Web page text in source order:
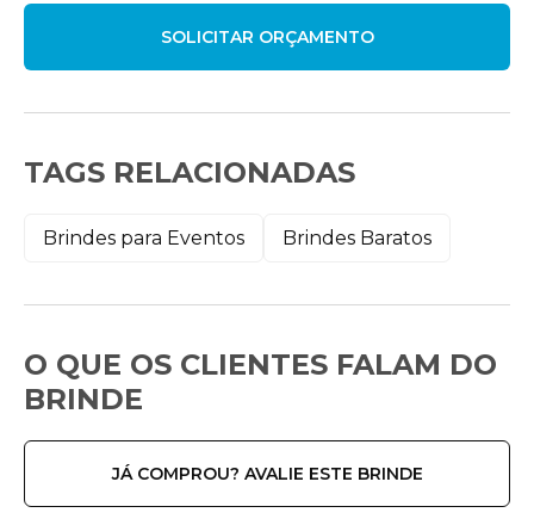
TAGS RELACIONADAS
Brindes para Eventos Brindes Baratos
O QUE OS CLIENTES FALAM DO
BRINDE
JÁ COMPROU? AVALIE ESTE BRINDE